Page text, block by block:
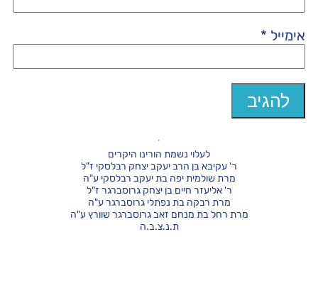
אימייל *
לעלוי נשמת הורינו היקרים
ר' עקיבא בן הרב יעקב יצחק רבלסקי ז"ל
מרת שולמית יפה בת יעקב רבלסקי ע"ה
ר' אליעזר חיים בן יצחק גרוסברגר ז"ל
מרת רבקה בת נפתלי גרוסברגר ע"ה
מרת רחל בת מנחם זאב גרוסברגר שוורץ ע"ה
ת.נ.צ.ב.ה